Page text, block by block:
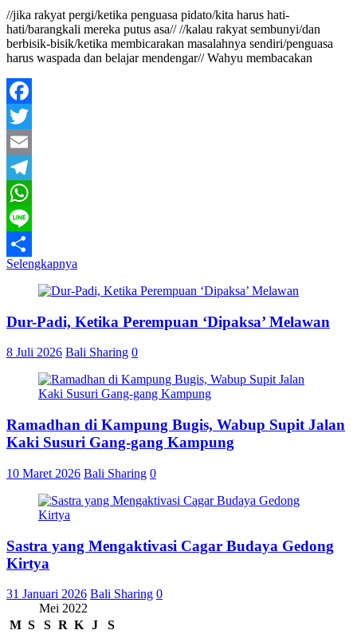
//jika rakyat pergi/ketika penguasa pidato/kita harus hati-
hati/barangkali mereka putus asa// //kalau rakyat sembunyi/dan
berbisik-bisik/ketika membicarakan masalahnya sendiri/penguasa
harus waspada dan belajar mendengar// Wahyu membacakan
Facebook
Twitter
Email
Telegram
WhatsApp
Line
Share
Selengkapnya
Dur-Padi, Ketika Perempuan ‘Dipaksa’ Melawan
8 Juli 2026 Bali Sharing 0
Ramadhan di Kampung Bugis, Wabup Supit Jalan
Kaki Susuri Gang-gang Kampung
10 Maret 2026 Bali Sharing 0
Sastra yang Mengaktivasi Cagar Budaya Gedong
Kirtya
31 Januari 2026 Bali Sharing 0
Mei 2022
M S S R K J
S